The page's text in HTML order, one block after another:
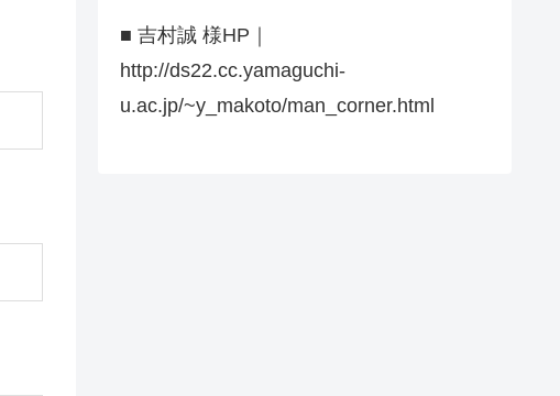
■ 吉村誠 様HP｜
http://ds22.cc.yamaguchi-
u.ac.jp/~y_makoto/man_corner.html